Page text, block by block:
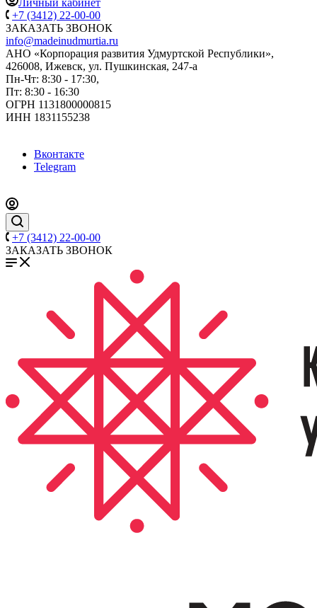
Личный кабинет
+7 (3412) 22-00-00
ЗАКАЗАТЬ ЗВОНОК
info@madeinudmurtia.ru
АНО «Корпорация развития Удмуртской Республики»,
426008, Ижевск, ул. Пушкинская, 247-а
Пн-Чт: 8:30 - 17:30,
Пт: 8:30 - 16:30
ОГРН 1131800000815
ИНН 1831155238
Вконтакте
Telegram
+7 (3412) 22-00-00
ЗАКАЗАТЬ ЗВОНОК